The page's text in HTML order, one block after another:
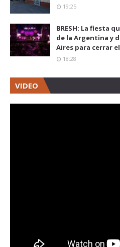
19:25
BRESH: La fiesta
de la Argentina y
Aires para cerrar
18:28
VIDEO